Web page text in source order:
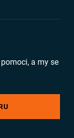
a my se